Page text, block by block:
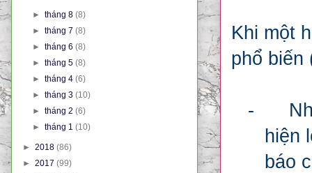
Khi một
phổ biến
-
hiện
báo
►tháng 8(8)
►tháng 7(8)
►tháng 6(8)
►tháng 5(8)
►tháng 4(6)
►tháng 3(10)
►tháng 2(6)
►tháng 1(10)
► 2018 (86)
► 2017 (99)